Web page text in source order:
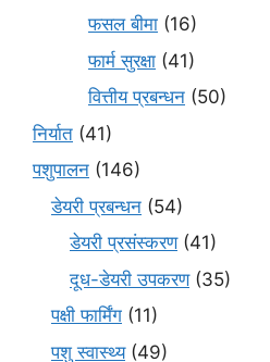
फसल बीमा (16)
फार्म सुरक्षा (41)
वित्तीय प्रबन्धन (50)
निर्यात (41)
पशुपालन (146)
डेयरी प्रबन्धन (54)
डेयरी प्रसंस्करण(41)
दूध-डेयरी उपकरण(35)
पक्षी फार्मिंग (11)
पशु स्वास्थ्य(49)